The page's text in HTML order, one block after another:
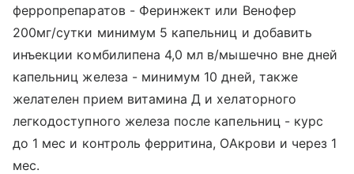
ферропрепаратов - Феринжект или Венофер
200мг/сутки минимум 5 капельниц и добавить
инъекции комбилипена 4,0 мл в/мышечно вне дней
капельниц железа - минимум 10 дней, также
желателен прием витамина Д и хелаторного
легкодоступного железа после капельниц - курс
до 1 мес и контроль ферритина, ОАкрови и через 1
мес.